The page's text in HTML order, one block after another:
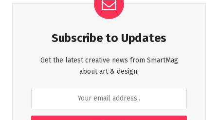
Subscribe to Updates
Get the latest creative news from SmartMag
about art & design.